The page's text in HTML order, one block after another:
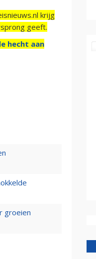
krijg
geeft.
hecht aan
groeien